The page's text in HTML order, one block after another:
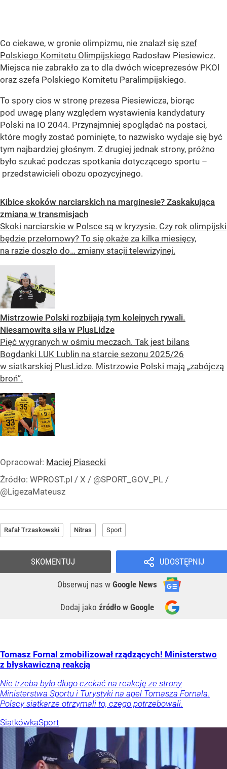
Co ciekawe, w gronie olimpizmu, nie znalazł się szef
Polskiego Komitetu Olimpijskiego Radosław Piesiewicz.
Miejsca nie zabrakło za to dla dwóch wiceprezesów PKOl
oraz szefa Polskiego Komitetu Paralimpijskiego.
To spory cios w stronę prezesa Piesiewicza, biorąc
pod uwagę plany względem wystawienia kandydatury
Polski na IO 2044. Przynajmniej spoglądać na postaci,
które mogły zostać pominięte, to nazwisko wydaje się być
tym najbardziej głośnym. Z drugiej jednak strony, próżno
było szukać podczas spotkania dotyczącego sportu –
przedstawicieli obozu opozycyjnego.
Kibice skoków narciarskich na marginesie? Zaskakująca
zmiana w transmisjach
Skoki narciarskie w Polsce są w kryzysie. Czy rok olimpijski
będzie przełomowy? To się okaże za kilka miesięcy,
na razie doszło do… zmiany stacji telewizyjnej.
Mistrzowie Polski rozbijają tym kolejnych rywali.
Niesamowita siła w PlusLidze
Pięć wygranych w ośmiu meczach. Tak jest bilans
Bogdanki LUK Lublin na starcie sezonu 2025/26
w siatkarskiej PlusLidze. Mistrzowie Polski mają „zabójczą
broń”.
Opracował: Maciej Piasecki
Źródło: WPROST.pl / X / @SPORT_GOV_PL /
@LigezaMateusz
Rafał Trzaskowski Nitras Sport
UDOSTĘPNIJ
Obserwuj nas w Google News
Dodaj jako źródło w Google
SKOMENTUJ
Tomasz Fornal zmobilizował rządzących! Ministerstwo
z błyskawiczną reakcją
Nie trzeba było długo czekać na reakcję ze strony
Ministerstwa Sportu i Turystyki na apel Tomasza Fornala.
Polscy siatkarze otrzymali to, czego potrzebowali.
SiatkówkaSport